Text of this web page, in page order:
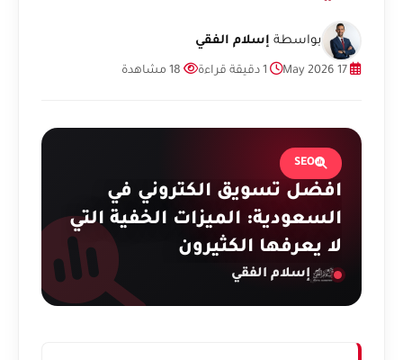
بواسطة إسلام الفقي
SEO
افضل تسويق الكتروني في
السعودية: الميزات الخفية التي
لا يعرفها الكثيرون
إسلام الفقي